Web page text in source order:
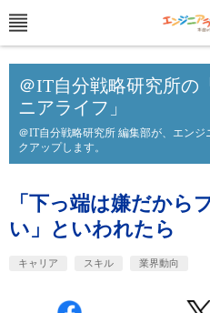
＠IT自分戦略研究所の
ニアライフ」
＠IT自分戦略研究所 編集部が、エン
クアップします。
「下っ端は嫌だから
い」といわれたら
キャリア スキル 業界動向